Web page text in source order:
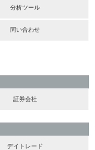
分析ツール
問い合わせ
証券会社
デイトレード